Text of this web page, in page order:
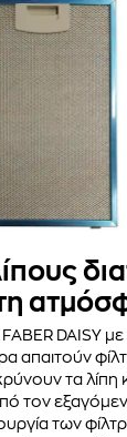
DAISY
απαιτούν
τα λίπη
τον
των